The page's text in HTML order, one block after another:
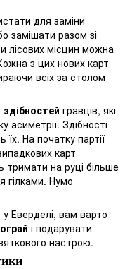
для заміни
замішати разом зі
лісових місцин можна
з цих нових карт
всіх за столом
здібностей гравців, які
асиметрії. Здібності
На початку партії
карт
тримати на руці більше
гілками. Нумо
Еверделі, вам варто
і подарувати
настрою.